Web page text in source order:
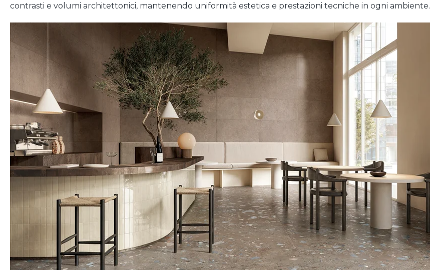
contrasti e volumi architettonici, mantenendo uniformità estetica e prestazioni tecniche in ogni ambiente.